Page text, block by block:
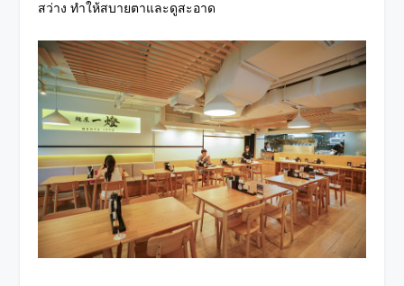
สว่าง ทำให้สบายตาและดูสะอาด